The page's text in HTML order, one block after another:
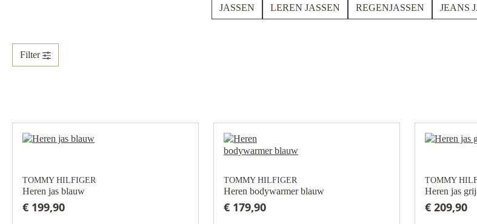
JASSEN LEREN JASSEN REGENJASSEN JEANS
Filter
TOMMY HILFIGER
Heren jas blauw
€ 199,90
TOMMY HILFIGER
Heren bodywarmer blauw
€ 179,90
TOMMY
Heren jas
€ 209,90